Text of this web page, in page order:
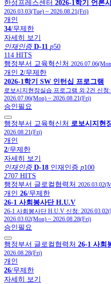
한성프레스센터 2026-1학기 언론
2026.03.03(Tue) ~ 2026.08.21(Fri)
개인
34/무제한
자세히 보기
인재인증 D-11 p50
114 HITS
행정부서 교육혁신처
개인 2/무제한
2026-1학기 SW 인턴십 프로그램
로보시지현장실습 프로그램 외 2건 신청:
2026.07.06(Mon) ~ 2026.08.21(Fri)
승인필요
행정부서 교육혁신처 로보시지현
2026.08.21(Fri)
개인
2/무제한
자세히 보기
인재인증 D-18 인재인증 p100
2707 HITS
행정부서 글로컬협력처
개인 26/무제한
26-1 사회봉사단 H.U.V
26-1 사회봉사단 H.U.V 신청:
2026.03.02(Mon) ~ 2026.08.28(Fri)
승인필요
행정부서 글로컬협력처 26-1 사회
2026.08.28(Fri)
개인
26/무제한
자세히 보기